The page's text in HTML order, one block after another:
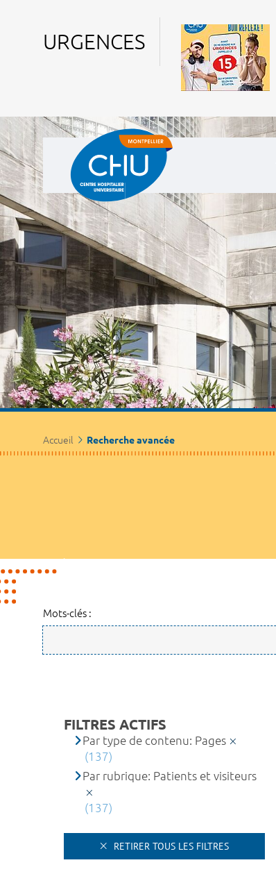
URGENCES
Accueil Recherche avancée
Mots-clés :
FILTRES ACTIFS
Par type de contenu: Pages
(137)
Par rubrique: Patients et visiteurs
(137)
RETIRER TOUS LES FILTRES